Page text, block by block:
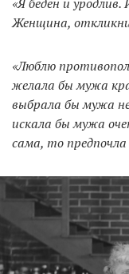
Женщина,
«Люблю
желала бы мужа
выбрала бы мужа
искала бы мужа
сама, то предпочла